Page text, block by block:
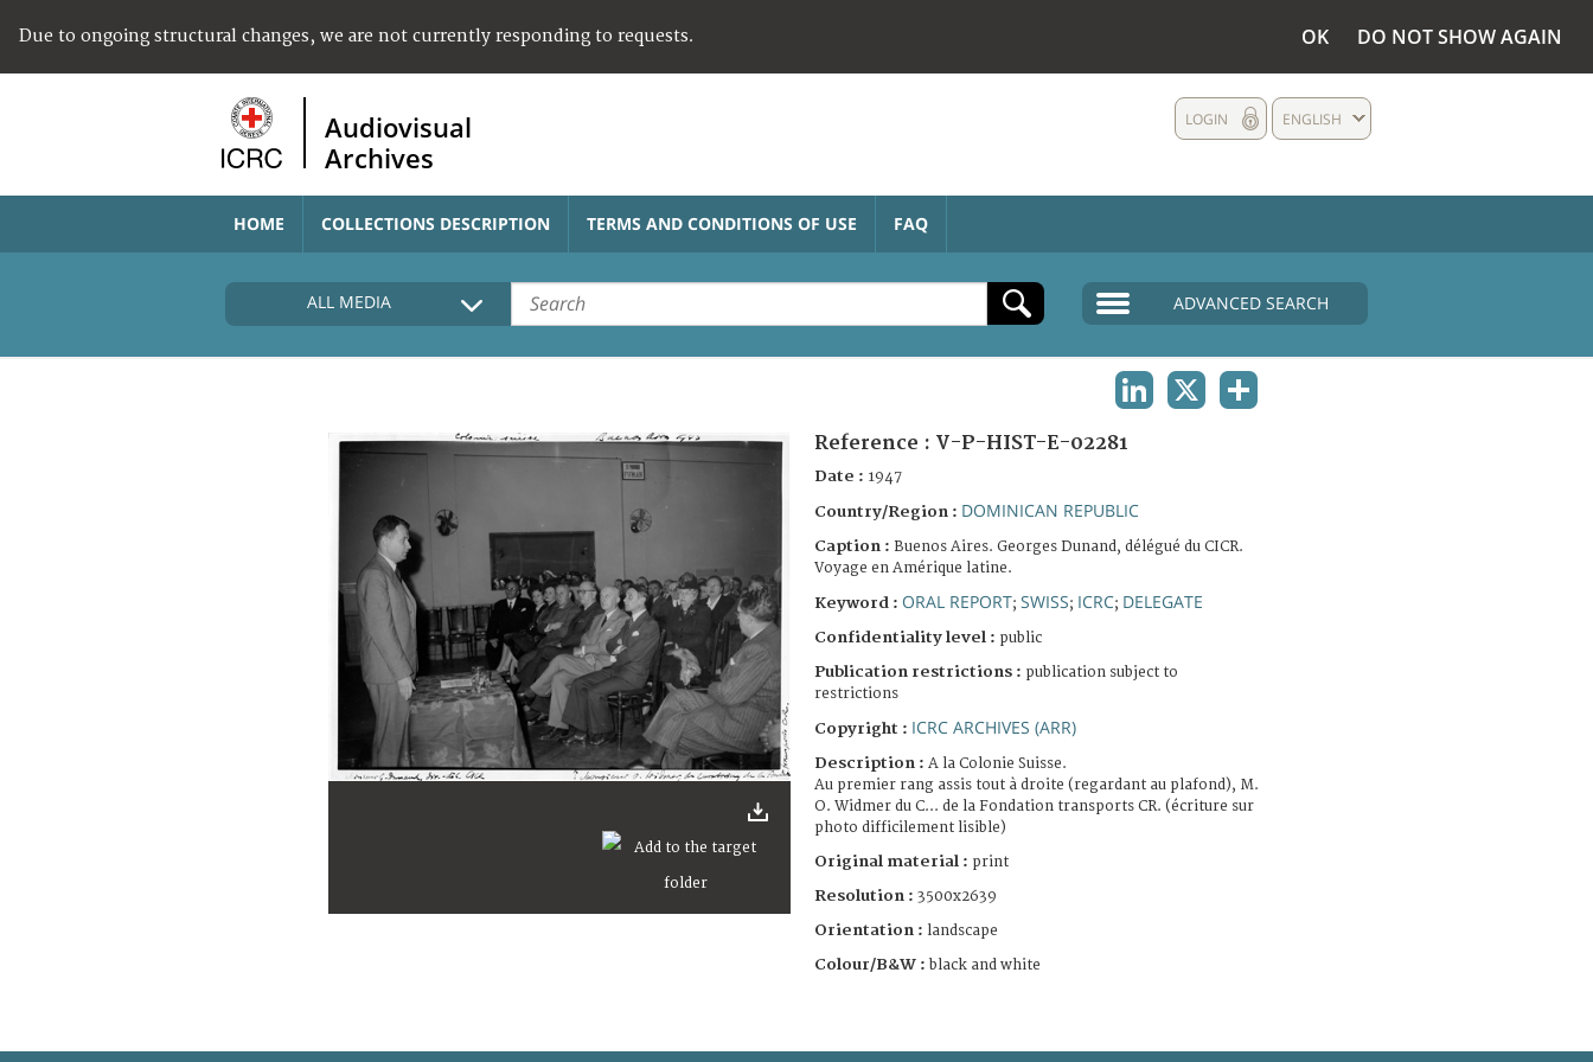
Due to ongoing structural changes, we are not currently responding to requests. OK DO NOT SHOW AGAIN
Audiovisual
Archives
ENGLISH
LOGIN
HOME COLLECTIONS DESCRIPTION TERMS AND CONDITIONS OF USE FAQ
ALL MEDIA ADVANCED SEARCH
Reference : V-P-HIST-E-02281
Date : 1947
Country/Region : DOMINICAN REPUBLIC
Caption : Buenos Aires. Georges Dunand, délégué du CICR.
Voyage en Amérique latine.
Keyword : ORAL REPORT; SWISS; ICRC; DELEGATE
Confidentiality level : public
Publication restrictions : publication subject to
restrictions
Copyright : ICRC ARCHIVES (ARR)
Description : A la Colonie Suisse.
Au premier rang assis tout à droite (regardant au plafond), M.
O. Widmer du C... de la Fondation transports CR. (écriture sur
photo difficilement lisible)
Original material : print
Resolution : 3500x2639
Orientation : landscape
Colour/B&W : black and white